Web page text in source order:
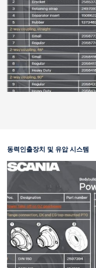
동력인출장치 및 유압 시스템